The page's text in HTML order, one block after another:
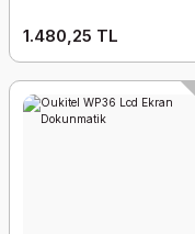
1.480,25 TL